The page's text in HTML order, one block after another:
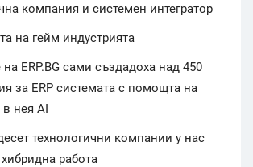
компания и системен интегратор
на гейм индустрията
ERP.BG сами създадоха над 450
за ERP системата с помощта на
в нея AI
технологични компании у нас
работа